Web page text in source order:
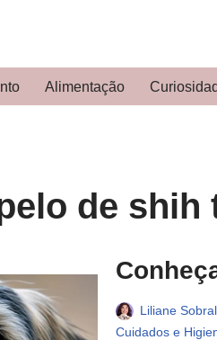
Alimentação
de shih
Liliane Sobral
Cuidados e